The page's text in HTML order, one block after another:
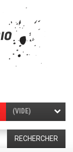
(VIDE)
RECHERCHER